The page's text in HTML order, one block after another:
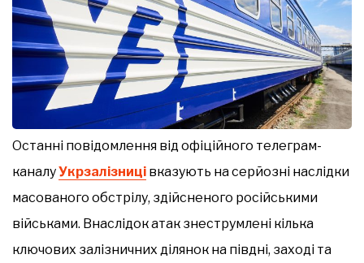
Останні повідомлення від офіційного телеграм-
каналуУкрзалізниці вказують на серйозні наслідки
масованого обстрілу, здійсненого російськими
військами. Внаслідок атак знеструмлені кілька
ключових залізничних ділянок на півдні, заході та